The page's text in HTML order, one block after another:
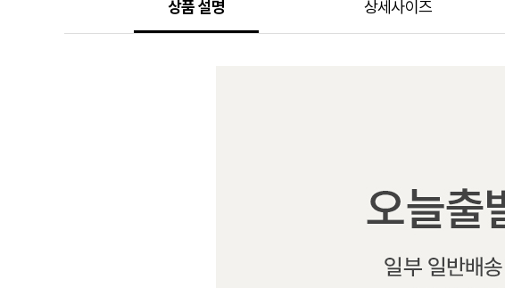
상품 설명 상세사이즈